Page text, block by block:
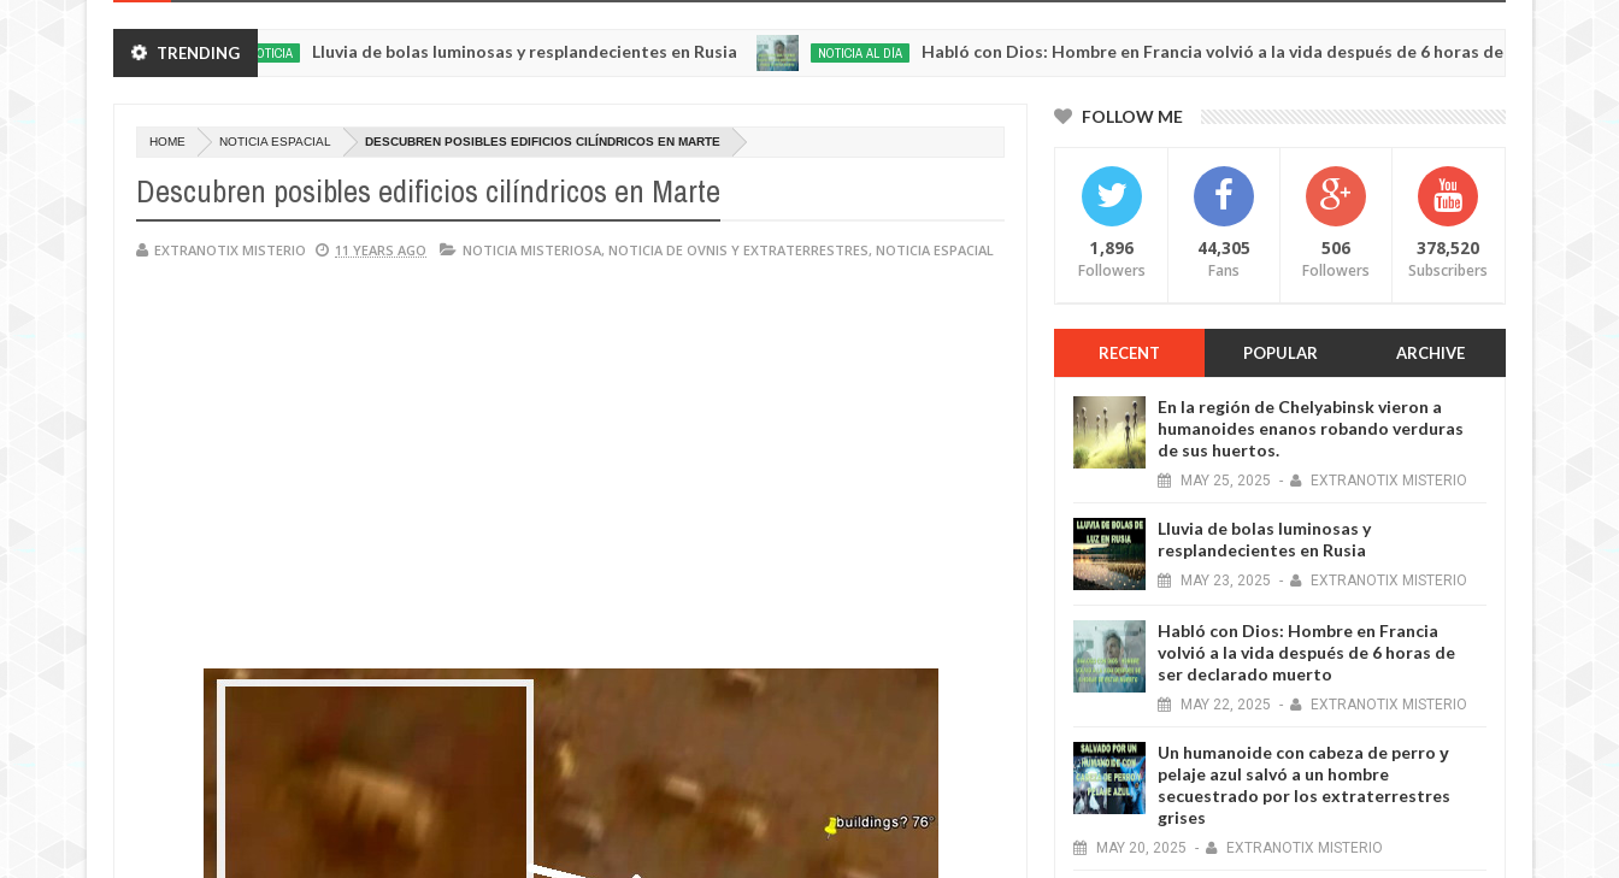
TRENDING
May
NOTICIA Lluvia de bolas luminosas y resplandecientes en Rusia NOTICIA AL DÍA Habló con Dios: Hombre en Francia volvió a la vida después de 6 horas de ser declarado muerto
HOME NOTICIA ESPACIAL DESCUBREN POSIBLES EDIFICIOS CILÍNDRICOS EN MARTE
Descubren posibles edificios cilíndricos en Marte
EXTRANOTIX MISTERIO 11 YEARS AGO NOTICIA MISTERIOSA, NOTICIA DE OVNIS Y EXTRATERRESTRES, NOTICIA ESPACIAL
FOLLOW ME
1,896
Followers
44,305
Fans
506
Followers
378,520
Subscribers
RECENT POPULAR ARCHIVE
En la región de Chelyabinsk vieron a
humanoides enanos robando verduras
de sus huertos.
MAY 25, 2025 - EXTRANOTIX MISTERIO
Lluvia de bolas luminosas y
resplandecientes en Rusia
MAY 23, 2025 - EXTRANOTIX MISTERIO
Habló con Dios: Hombre en Francia
volvió a la vida después de 6 horas de
ser declarado muerto
MAY 22, 2025 - EXTRANOTIX MISTERIO
Un humanoide con cabeza de perro у
pelaje azul salvó a un hombre
secuestrado por los extraterrestres
grises
MAY 20, 2025 - EXTRANOTIX MISTERIO